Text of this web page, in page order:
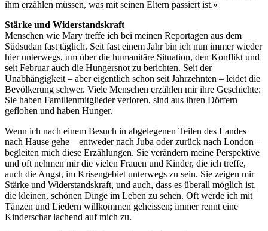
ihm erzählen müssen, was mit seinen Eltern passiert ist.»
Stärke und Widerstandskraft
Menschen wie Mary treffe ich bei meinen Reportagen aus dem
Südsudan fast täglich. Seit fast einem Jahr bin ich nun immer wieder
hier unterwegs, um über die humanitäre Situation, den Konflikt und
seit Februar auch die Hungersnot zu berichten. Seit der
Unabhängigkeit – aber eigentlich schon seit Jahrzehnten – leidet die
Bevölkerung schwer. Viele Menschen erzählen mir ihre Geschichte:
Sie haben Familienmitglieder verloren, sind aus ihren Dörfern
geflohen und haben Hunger.
Wenn ich nach einem Besuch in abgelegenen Teilen des Landes
nach Hause gehe – entweder nach Juba oder zurück nach London –
begleiten mich diese Erzählungen. Sie verändern meine Perspektive
und oft nehmen mir die vielen Frauen und Kinder, die ich treffe,
auch die Angst, im Krisengebiet unterwegs zu sein. Sie zeigen mir
Stärke und Widerstandskraft, und auch, dass es überall möglich ist,
die kleinen, schönen Dinge im Leben zu sehen. Oft werde ich mit
Tänzen und Liedern willkommen geheissen; immer rennt eine
Kinderschar lachend auf mich zu.